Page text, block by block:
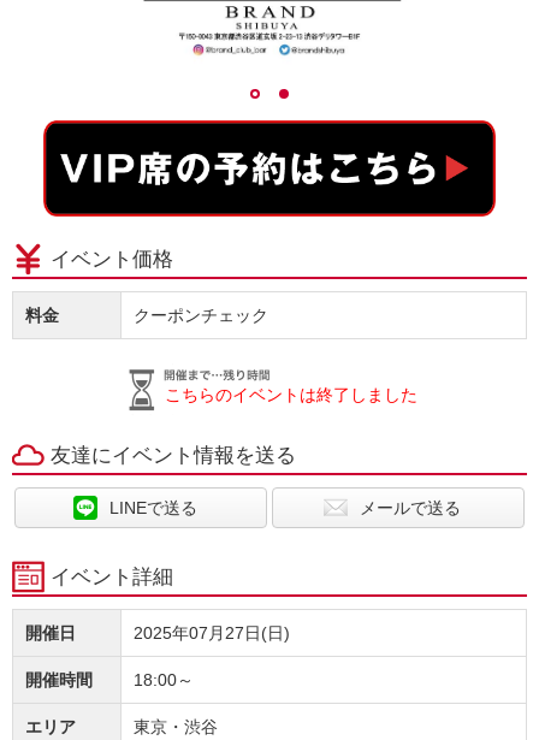
イベント価格
料金 クーポンチェック
こちらのイベントは終了しました
友達にイベント情報を送る
LINEで送る メールで送る
イベント詳細
開催日 2025年07月27日(日)
開催時間 18:00～
エリア 東京・渋谷